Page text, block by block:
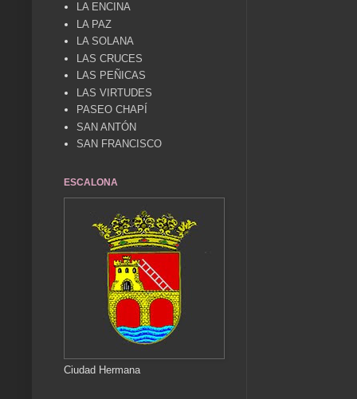
LA ENCINA
LA PAZ
LA SOLANA
LAS CRUCES
LAS PEÑICAS
LAS VIRTUDES
PASEO CHAPÍ
SAN ANTÓN
SAN FRANCISCO
ESCALONA
Ciudad Hermana